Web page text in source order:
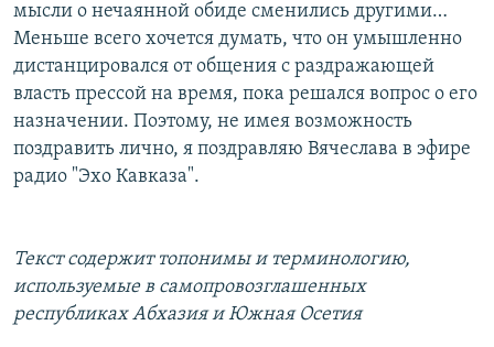
мысли о нечаянной обиде сменились другими…
Меньше всего хочется думать, что он умышленно
дистанцировался от общения с раздражающей
власть прессой на время, пока решался вопрос о его
назначении. Поэтому, не имея возможность
поздравить лично, я поздравляю Вячеслава в эфире
радио "Эхо Кавказа".
Текст содержит топонимы и терминологию,
используемые в самопровозглашенных
республиках Абхазия и Южная Осетия